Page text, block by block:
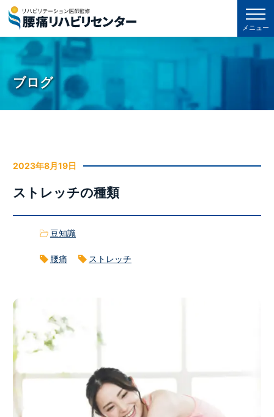
メニュー
ブログ
2023年8月19日
ストレッチの種類
豆知識
腰痛 ストレッチ